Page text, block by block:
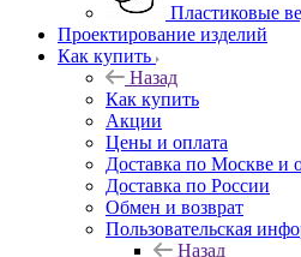
Пластиковые
Проектирование изделий
Как купить
Назад
Как купить
Акции
Цены и оплата
Доставка по Москве и
Доставка по России
Обмен и возврат
Пользовательская
Назад